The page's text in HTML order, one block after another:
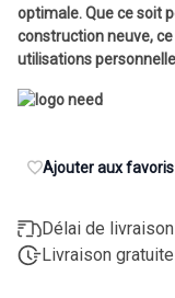
optimale. Que ce soit
construction neuve,
utilisations
Ajouter aux favoris
Délai de
Livraison